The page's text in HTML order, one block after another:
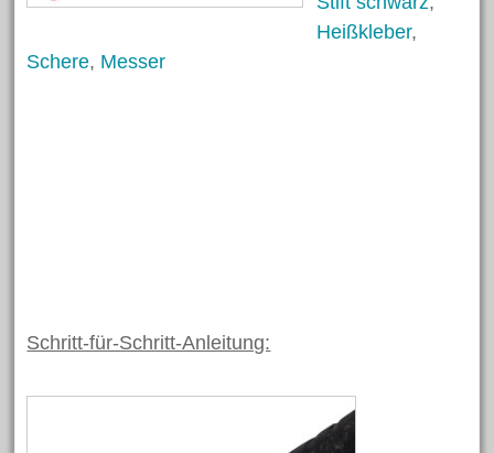
August 2021
August 2019
Heißkleber,
Schere, Messer
Schritt-für-Schritt-Anleitung: